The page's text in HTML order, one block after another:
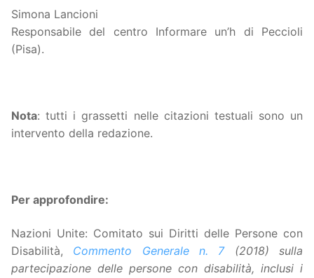
Simona Lancioni
Responsabile del centro Informare un’h di Peccioli
(Pisa).
Nota: tutti i grassetti nelle citazioni testuali sono un
intervento della redazione.
Per approfondire:
Nazioni Unite: Comitato sui Diritti delle Persone con
Disabilità,
Commento Generale n. 7(2018) sulla
partecipazione delle persone con disabilità, inclusi i